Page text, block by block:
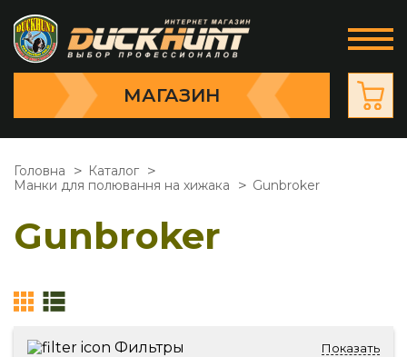
МАГАЗИН
Головна
Каталог
Манки для полювання на хижака
Gunbroker
Gunbroker
Фильтры Показать